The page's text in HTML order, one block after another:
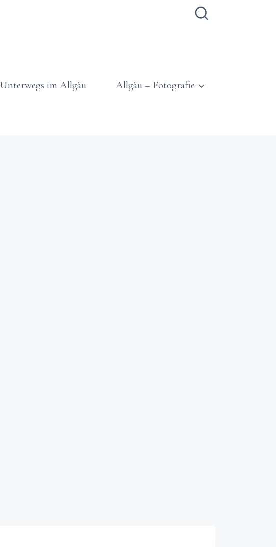
Unterwegs im Allgäu Allgäu – Fotografie